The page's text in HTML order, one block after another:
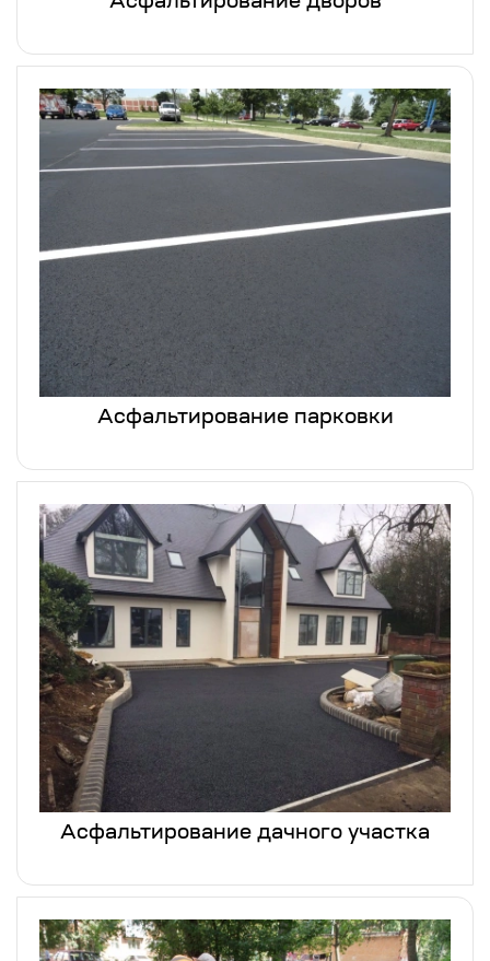
Асфальтирование парковки
Асфальтирование дачного участка